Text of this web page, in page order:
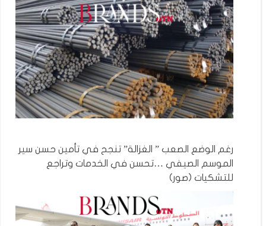
رغم الوضع الصعب ” الغزالة” تنجح في تأمين حسن سير
الموسم الصيفي …تحسن في الخدمات وتراجع
للتشكيات (صور)